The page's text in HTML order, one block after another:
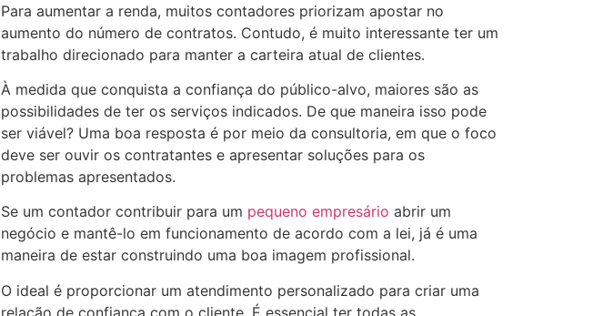
Para aumentar a renda, muitos contadores priorizam apostar no
aumento do número de contratos. Contudo, é muito interessante ter um
trabalho direcionado para manter a carteira atual de clientes.
À medida que conquista a confiança do público-alvo, maiores são as
possibilidades de ter os serviços indicados. De que maneira isso pode
ser viável? Uma boa resposta é por meio da consultoria, em que o foco
deve ser ouvir os contratantes e apresentar soluções para os
problemas apresentados.
Se um contador contribuir para um pequeno empresário abrir um
negócio e mantê-lo em funcionamento de acordo com a lei, já é uma
maneira de estar construindo uma boa imagem profissional.
O ideal é proporcionar um atendimento personalizado para criar uma
relação de confiança com o cliente. É essencial ter todas as